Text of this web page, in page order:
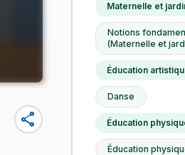
share
Maternelle et
Notions
(Maternelle et
Éducation
Danse
Éducation
Éducation